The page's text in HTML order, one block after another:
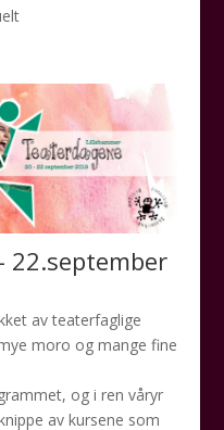
22.september
av teaterfaglige
moro og mange fine
og i ren våryr
av kursene som